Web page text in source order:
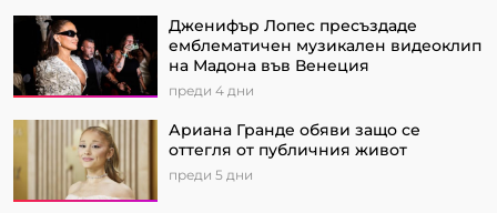
Дженифър Лопес пресъздаде
емблематичен музикален видеоклип
на Мадона във Венеция
преди 4 дни
Ариана Гранде обяви защо се
оттегля от публичния живот
преди 5 дни